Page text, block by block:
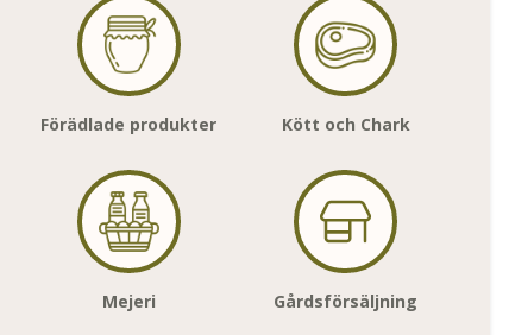
Förädlade produkter Kött och Chark
Mejeri Gårdsförsäljning